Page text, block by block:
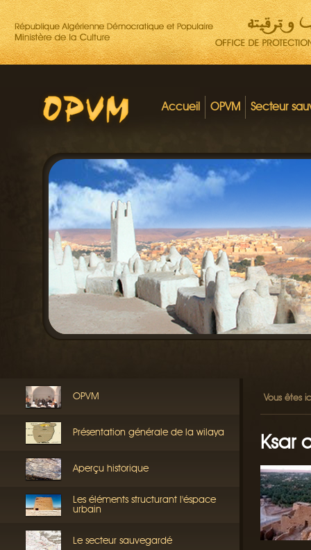
Accueil OPVM Secteur
OPVM
Présentation générale de la wilaya
Aperçu historique
Les éléments structurant l'éspace
urbain
Le secteur sauvegardé
Vous êtes
Ksar